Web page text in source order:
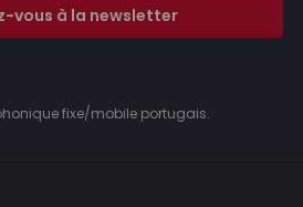
vous à la newsletter
fixe/mobile portugais.